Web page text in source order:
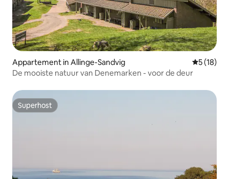
Appartement in Allinge-Sandvig
5 (18)
De mooiste natuur van Denemarken - voor de deur
Superhost
Superhost